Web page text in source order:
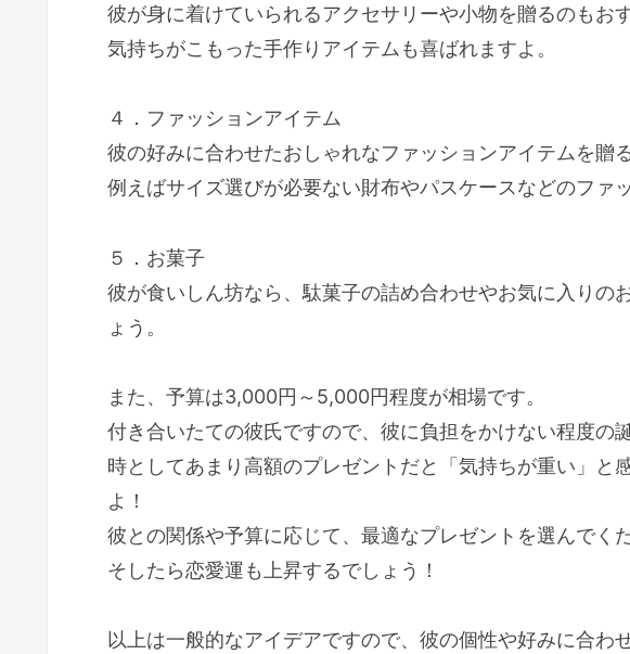
彼が身に着けていられるアクセサリーや小物を贈るのもお
気持ちがこもった手作りアイテムも喜ばれますよ。
４．ファッションアイテム
彼の好みに合わせたおしゃれなファッションアイテムを贈
例えばサイズ選びが必要ない財布やパスケースなどのファ
５．お菓子
彼が食いしん坊なら、駄菓子の詰め合わせやお気に入りの
ょう。
また、予算は3,000円～5,000円程度が相場です。
付き合いたての彼氏ですので、彼に負担をかけない程度の
時としてあまり高額のプレゼントだと「気持ちが重い」と
よ！
彼との関係や予算に応じて、最適なプレゼントを選んでくだ
そしたら恋愛運も上昇するでしょう！
以上は一般的なアイデアですので、彼の個性や好みに合わ